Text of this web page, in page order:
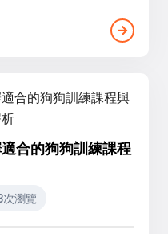
合的狗狗訓練課程
次瀏覽